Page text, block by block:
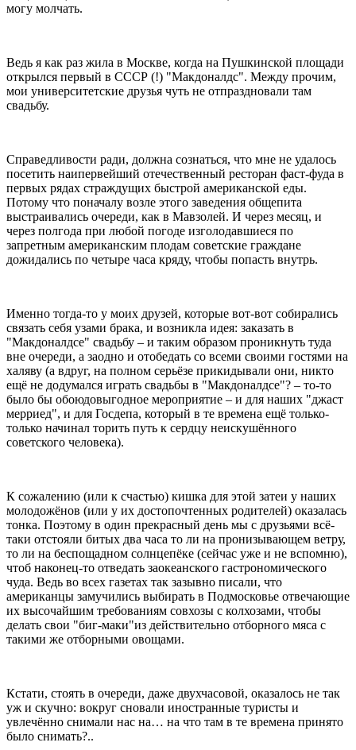
могу молчать.
Ведь я как раз жила в Москве, когда на Пушкинской площади
открылся первый в СССР (!) "Макдоналдс". Между прочим,
мои университетские друзья чуть не отпраздновали там
свадьбу.
Справедливости ради, должна сознаться, что мне не удалось
посетить наипервейший отечественный ресторан фаст-фуда в
первых рядах страждущих быстрой американской еды.
Потому что поначалу возле этого заведения общепита
выстраивались очереди, как в Мавзолей. И через месяц, и
через полгода при любой погоде изголодавшиеся по
запретным американским плодам советские граждане
дожидались по четыре часа кряду, чтобы попасть внутрь.
Именно тогда-то у моих друзей, которые вот-вот собирались
связать себя узами брака, и возникла идея: заказать в
"Макдоналдсе" свадьбу – и таким образом проникнуть туда
вне очереди, а заодно и отобедать со всеми своими гостями на
халяву (а вдруг, на полном серьёзе прикидывали они, никто
ещё не додумался играть свадьбы в "Макдоналдсе"? – то-то
было бы обоюдовыгодное мероприятие – и для наших "джаст
мерриед", и для Госдепа, который в те времена ещё только-
только начинал торить путь к сердцу неискушённого
советского человека).
К сожалению (или к счастью) кишка для этой затеи у наших
молодожёнов (или у их достопочтенных родителей) оказалась
тонка. Поэтому в один прекрасный день мы с друзьями всё-
таки отстояли битых два часа то ли на пронизывающем ветру,
то ли на беспощадном солнцепёке (сейчас уже и не вспомню),
чтоб наконец-то отведать заокеанского гастрономического
чуда. Ведь во всех газетах так зазывно писали, что
американцы замучились выбирать в Подмосковье отвечающие
их высочайшим требованиям совхозы с колхозами, чтобы
делать свои "биг-маки"из действительно отборного мяса с
такими же отборными овощами.
Кстати, стоять в очереди, даже двухчасовой, оказалось не так
уж и скучно: вокруг сновали иностранные туристы и
увлечённо снимали нас на… на что там в те времена принято
было снимать?..